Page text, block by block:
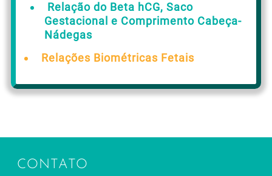
Relação do Beta hCG, Saco
Gestacional e Comprimento Cabeça-
Nádegas
Relações Biométricas Fetais
CONTATO